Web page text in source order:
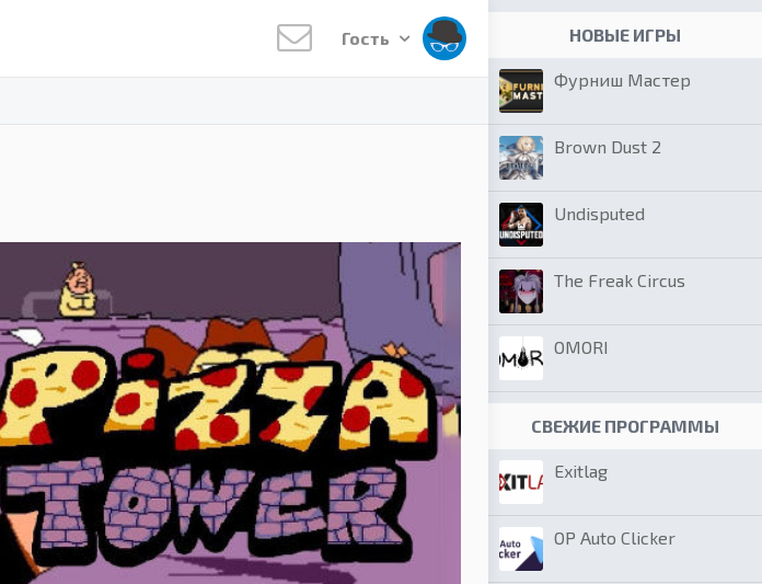
Гость НОВЫЕ ИГРЫ
Фурниш Мастер
Brown Dust 2
Undisputed
The Freak Circus
OMORI
СВЕЖИЕ ПРОГРАММЫ
Exitlag
OP Auto Clicker